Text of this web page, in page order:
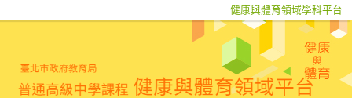
健康與體育領域學科平台